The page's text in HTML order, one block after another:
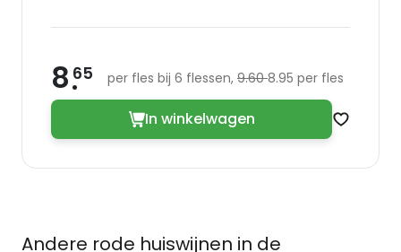
8 65 per fles bij 6 flessen, 9.608.95 per fles
In winkelwagen Zet op
Andere rode huiswijnen in de